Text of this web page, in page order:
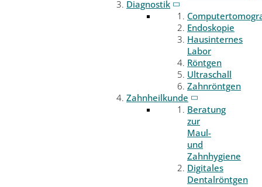
Diagnostik
Endoskopie
Hausinternes
Labor
Röntgen
Ultraschall
Zahnröntgen
Zahnheilkunde
Beratung
zur
Maul-
und
Zahnhygiene
Digitales
Dentalröntgen